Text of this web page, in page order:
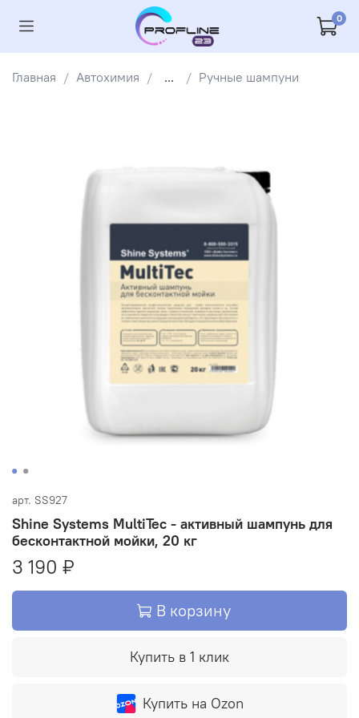
0
Главная Автохимия ... Ручные шампуни
арт. SS927
Shine Systems MultiTec - активный шампунь для
бесконтактной мойки, 20 кг
3 190 ₽
В корзину
Купить в 1 клик
Купить на Ozon